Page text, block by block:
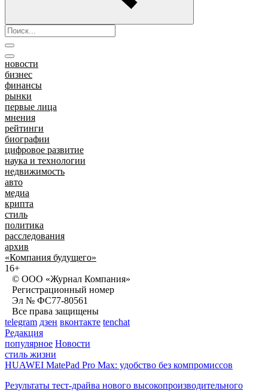
новости
бизнес
финансы
рынки
первые лица
мнения
рейтинги
биографии
цифровое развитие
наука и технологии
недвижимость
авто
медиа
крипта
стиль
политика
расследования
архив
«Компания будущего»
16+
© ООО «Журнал Компания»
Регистрационный номер
Эл № ФС77-80561
Все права защищены
telegram дзен вконтакте tenchat
Редакция
популярное Новости
стиль жизни
HUAWEI MatePad Pro Max: удобство без компромиссов
Результаты тест-драйва нового высокопроизводительного